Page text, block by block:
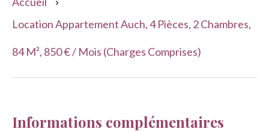
Location Appartement Auch, 4 Pièces, 2 Chambres,
84 M², 850 € / Mois (Charges Comprises)
Informations complémentaires